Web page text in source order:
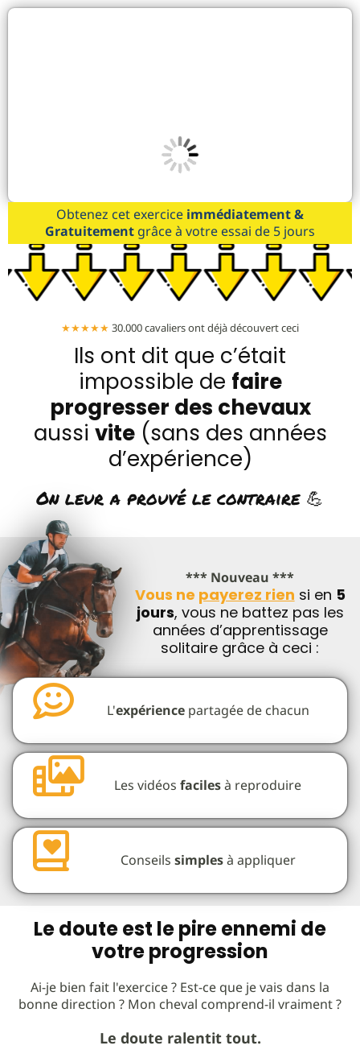
Obtenez cet exercice immédiatement &
Gratuitement grâce à votre essai de 5 jours
★★★★★ 30.000 cavaliers ont déjà découvert ceci
Ils ont dit que c’était
impossible de faire
progresser des chevaux
aussi vite(sans des années
d’expérience)
On leur a prouvé le contraire 💪
*** Nouveau ***
Vous ne payerez rien si en 5
jours, vous ne battez pas les
années d’apprentissage
solitaire grâce à ceci :
L'expériencepartagée de chacun
Les vidéosfacilesà reproduire
Conseils simplesà appliquer
Le doute est le pire ennemi de
votre progression
Ai-je bien fait l'exercice ? Est-ce que je vais dans la
bonne direction ? Mon cheval comprend-il vraiment ?
Le doute ralentit tout.